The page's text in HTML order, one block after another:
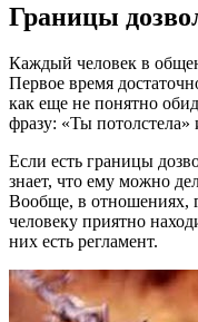
Границы
Каждый человек в
Первое время
как еще не понятно
фразу: «Ты
Если есть границы
знает, что ему можно
Вообще, в отношениях,
человеку приятно
них есть регламент.